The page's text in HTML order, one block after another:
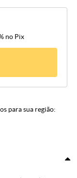
no Pix
para sua região: